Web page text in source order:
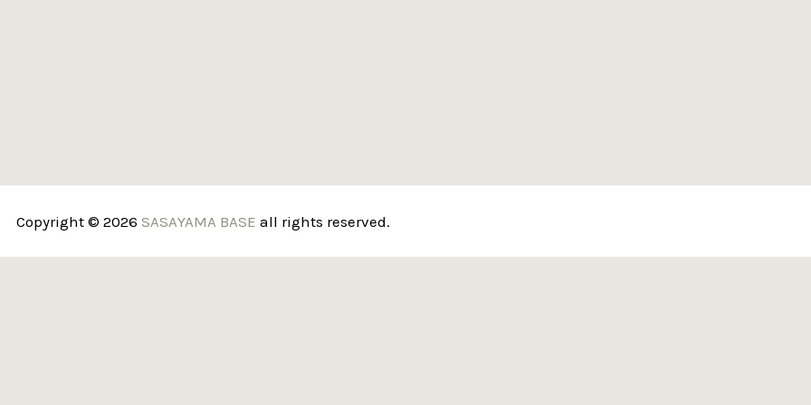
Copyright © 2026 SASAYAMA BASE all rights reserved.